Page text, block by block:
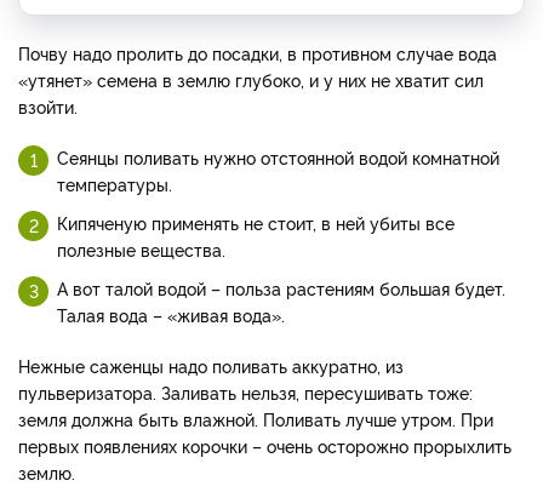
Почву надо пролить до посадки, в противном случае вода
«утянет» семена в землю глубоко, и у них не хватит сил
взойти.
Сеянцы поливать нужно отстоянной водой комнатной
температуры.
Кипяченую применять не стоит, в ней убиты все
полезные вещества.
А вот талой водой – польза растениям большая будет.
Талая вода – «живая вода».
Нежные саженцы надо поливать аккуратно, из
пульверизатора. Заливать нельзя, пересушивать тоже:
земля должна быть влажной. Поливать лучше утром. При
первых появлениях корочки – очень осторожно прорыхлить
землю.